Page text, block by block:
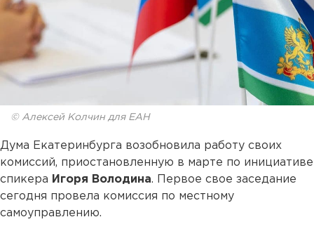
© Алексей Колчин для ЕАН
Дума Екатеринбурга возобновила работу своих
комиссий, приостановленную в марте по инициативе
спикера Игоря Володина. Первое свое заседание
сегодня провела комиссия по местному
самоуправлению.